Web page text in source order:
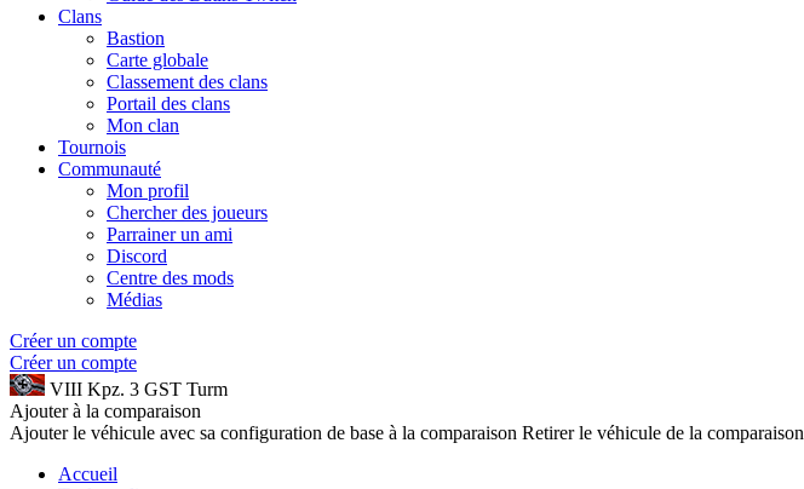
Clans
Bastion
Carte globale
Classement des clans
Portail des clans
Mon clan
Tournois
Communauté
Mon profil
Chercher des joueurs
Parrainer un ami
Discord
Centre des mods
Médias
Créer un compte
Créer un compte
VIII Kpz. 3 GST Turm
Ajouter à la comparaison
Ajouter le véhicule avec sa configuration de base à la comparaison Retirer le véhicule de la comparaison
Accueil